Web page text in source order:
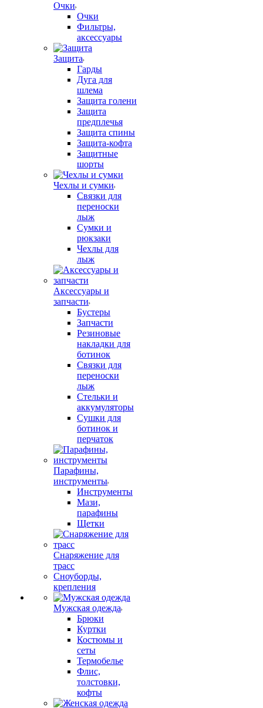
Очки
Очки
Фильтры,
аксессуары
Защита
Гарды
Дуга для
шлема
Защита голени
Защита
предплечья
Защита спины
Защита-кофта
Защитные
шорты
Чехлы и сумки
Связки для
переноски
лыж
Сумки и
рюкзаки
Чехлы для
лыж
Аксессуары и
запчасти
Бустеры
Запчасти
Резиновые
накладки для
ботинок
Связки для
переноски
лыж
Стельки и
аккумуляторы
Сушки для
ботинок и
перчаток
Парафины,
инструменты
Инструменты
Мази,
парафины
Щетки
Снаряжение для
трасс
Сноуборды,
крепления
Мужская одежда
Брюки
Куртки
Костюмы и
сеты
Термобелье
Флис,
толстовки,
кофты